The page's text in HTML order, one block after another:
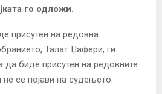
го одложи.
присутен на редовна
Талат Џафери, ги
биде присутен на редовните
се појави на судењето.